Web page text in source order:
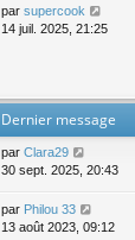
par supercook
14 juil. 2025, 21:25
Dernier message
par Clara29
30 sept. 2025, 20:43
par Philou 33
13 août 2023, 09:12